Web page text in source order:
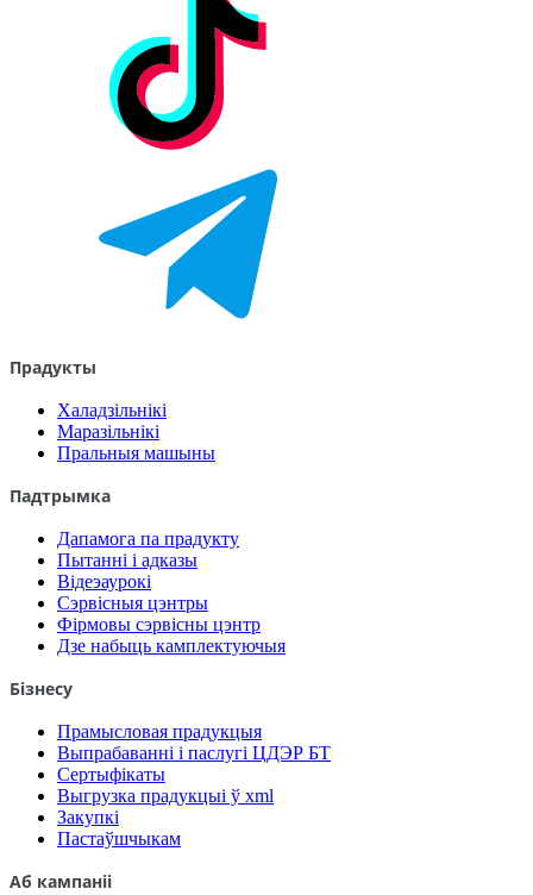
Прадукты
Халадзільнікі
Маразільнікі
Пральныя машыны
Падтрымка
Дапамога па прадукту
Пытанні і адказы
Відеэаурокі
Сэрвісныя цэнтры
Фірмовы сэрвісны цэнтр
Дзе набыць камплектуючыя
Бізнесу
Прамысловая прадукцыя
Выпрабаванні і паслугі ЦДЭР БТ
Сертыфікаты
Выгрузка прадукцыі ў xml
Закупкі
Пастаўшчыкам
Аб кампаніі